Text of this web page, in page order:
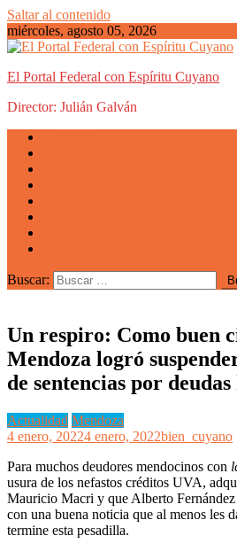
Saltar al contenido
miércoles, agosto 05, 2026
El Portal Federal con Espíritu Cuyano
Director: Julián Galván
Buscar:
Un respiro: Como buen
Mendoza logró
de sentencias por
Actualidad Mendoza
4 enero, 20224 enero, 2022bien_cuyano
Para muchos deudores mendocinos con
usura de los nefastos créditos UVA,
Mauricio Macri y que Alberto
con una buena noticia que al menos les
termine esta pesadilla.